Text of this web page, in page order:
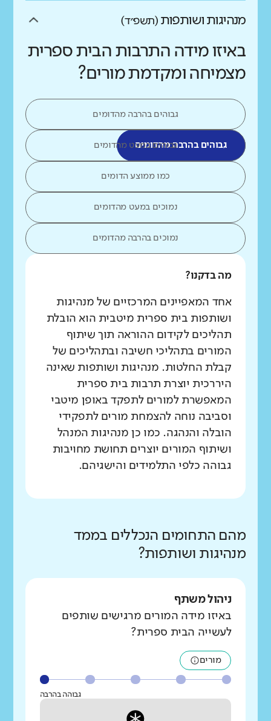
מנהיגות ושותפות (תשפ״ד)
באיזו מידה התרבות הבית ספרית
מצמיחה ומקדמת מורים?
גבוהים בהרבה מהדומים
גבוהים בהרבה מהדומיםגבוהים במעט מהדומים
כמו ממוצע הדומים
נמוכים במעט מהדומים
נמוכים בהרבה מהדומים
מה בדקנו?
אחד המאפיינים המרכזיים של מנהיגות
ושותפות בית ספרית מיטבית הוא הובלת
תהליכים לקידום ההוראה תוך שיתוף
המורים בתהליכי חשיבה ובתהליכים של
קבלת החלטות. מנהיגות ושותפות שאינה
היררכית יוצרת תרבות בית ספרית
המאפשרת למורים לתפקד באופן מיטבי
וסביבה נוחה להצמחת מורים לתפקידי
הובלה והנהגה. כמו כן מנהיגות המנהל
ושיתוף המורים יוצרים תחושת מחויבות
גבוהה כלפי התלמידים והישגיהם.
מהם התחומים הנכללים בממד
מנהיגות ושותפות?
ניהול משתף
באיזו מידה המורים מרגישים שותפים
לעשייה הבית ספרית?
מורים
גבוהה בהרבה